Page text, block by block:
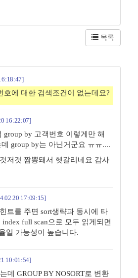
목록
호에 대한 검색조건이 없는데요?
16:22:07]
group by 고객번호 이렇게만 해
group by는 아닌거군요 ㅠㅠ....
저것 짬뽕돼서 헷갈리네요 감사
17:09:15]
트를 주면 sort생략과 동시에 타
full scan으로 모두 읽게되면
일 가능성이 높습니다.
10:01:54]
데 GROUP BY NOSORT로 변환